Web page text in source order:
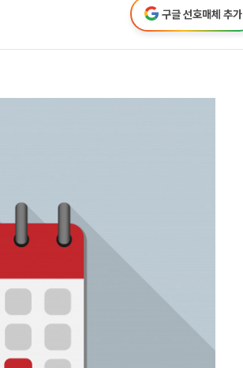
구글 선호매체 추가